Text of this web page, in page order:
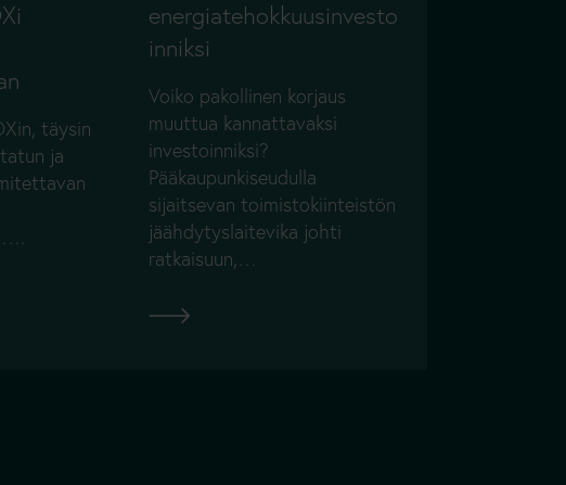
täysin
ja
energiatehokkuusinvesto
inniksi
Voiko pakollinen korjaus
muuttua kannattavaksi
investoinniksi?
Pääkaupunkiseudulla
sijaitsevan toimistokiinteistön
jäähdytyslaitevika johti
ratkaisuun,…